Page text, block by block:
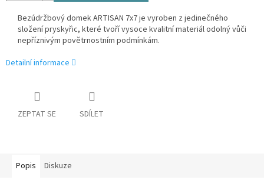
Bezúdržbový domek ARTISAN 7x7 je vyroben z jedinečného
složení pryskyřic, které tvoří vysoce kvalitní materiál odolný vůči
nepříznivým povětrnostním podmínkám.
Detailní informace
ZEPTAT SE SDÍLET
Popis Diskuze